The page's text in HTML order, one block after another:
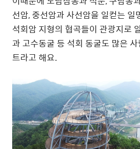
선암, 중선암과 사선암을 일컫는 일
석회암 지형의 협곡들이 관광지로
과 고수동굴 등 석회 동굴도 많은
트라고 해요.